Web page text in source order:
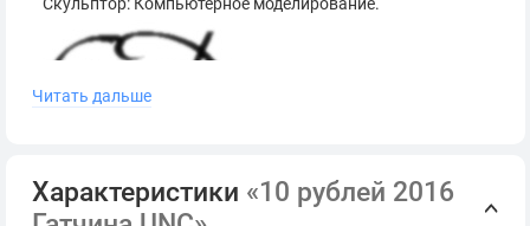
Скульптор: Компьютерное моделирование.
Гурта: 6 участков по 5 рифов и 6 участков по 7 рифов,
Читать дальше
Характеристики «10 рублей 2016